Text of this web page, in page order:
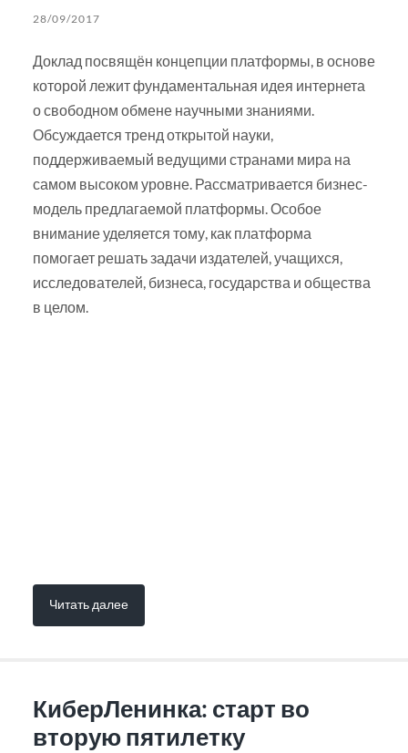
28/09/2017
Доклад посвящён концепции платформы, в основе
которой лежит фундаментальная идея интернета
о свободном обмене научными знаниями.
Обсуждается тренд открытой науки,
поддерживаемый ведущими странами мира на
самом высоком уровне. Рассматривается бизнес-
модель предлагаемой платформы. Особое
внимание уделяется тому, как платформа
помогает решать задачи издателей, учащихся,
исследователей, бизнеса, государства и общества
в целом.
Читать далее
КиберЛенинка: старт во
вторую пятилетку